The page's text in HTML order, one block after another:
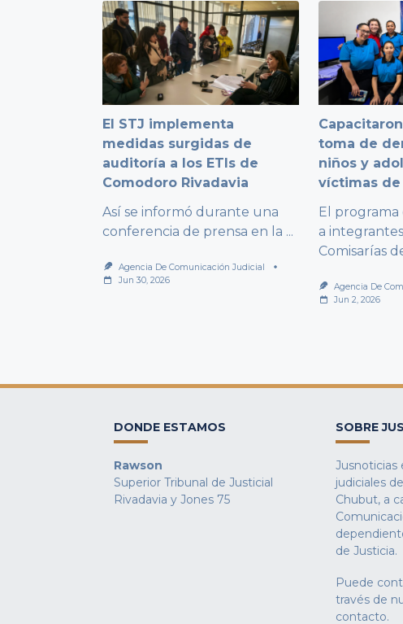
El STJ implementa
medidas surgidas de
auditoría a los ETIs de
Comodoro Rivadavia
Así se informó durante una
conferencia de prensa en la ...
Agencia De Comunicación Judicial
Jun 30, 2026
toma de
niños y
víctimas
El
a
Comisarías
Agencia De
Jun 2, 2026
DONDE ESTAMOS
Rawson
Superior Tribunal de Justicial
Rivadavia y Jones 75
SOBRE
Jusnoticias
judiciales
Chubut, a
de Justicia.
Puede
través de
contacto.